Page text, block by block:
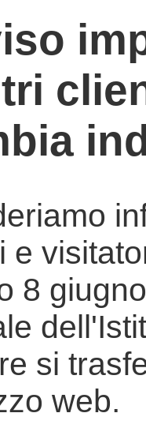
e
8
si
web.